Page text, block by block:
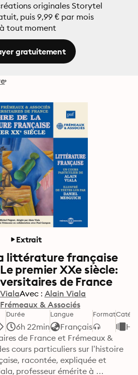
originales Storytel
puis 9,99 € par mois
tout moment
gratuitement
Extrait
littérature française
premier XXe siècle:
de France
Avec : Alain Viala
Frémeaux & Associés
Durée
6h 22min
Langue
Français
Format
de France et Frémeaux &
cours particuliers sur l’histoire
racontée, expliquée et
professeur émérite à